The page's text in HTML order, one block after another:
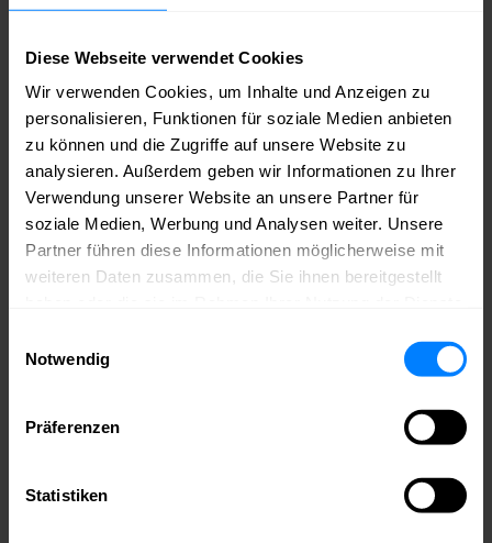
Diese Webseite verwendet Cookies
Wir verwenden Cookies, um Inhalte und Anzeigen zu
personalisieren, Funktionen für soziale Medien anbieten
zu können und die Zugriffe auf unsere Website zu
analysieren. Außerdem geben wir Informationen zu Ihrer
Verwendung unserer Website an unsere Partner für
soziale Medien, Werbung und Analysen weiter. Unsere
Partner führen diese Informationen möglicherweise mit
weiteren Daten zusammen, die Sie ihnen bereitgestellt
Notwendig
Präferenzen
Statistiken
Universal Music Entertainment GmbH
Frau Ann-Sophie Henkel
030 520072044
ann-sophie.henkel@umusic.com
music.de
Werde jetzt Mitglied im medianet.
Bei uns triffst du die richtigen Leute – aus deiner Branche und weit
darüber hinaus. Du bekommst Zugang zu Wissen, Sichtbarkeit für
dein Unternehmen und echte Chancen, dich einzubringen – ob auf
Mitglied werden
Bleib auf dem Laufenden – mit Newslettern aus
Erfahre immer als Erstes von neuen Events, Jobausschreibungen aus
der Community, Mitgliederaktionen und, und, und. Melde dich jetzt